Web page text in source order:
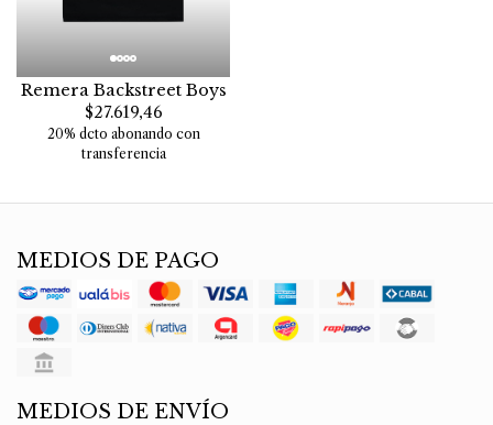
Remera Backstreet Boys
$27.619,46
20% dcto abonando con
transferencia
MEDIOS DE PAGO
MEDIOS DE ENVÍO